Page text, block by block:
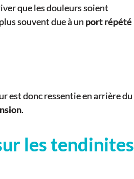
que les douleurs soient
souvent due à un port répété
est donc ressentie en arrière du
.
les tendinites